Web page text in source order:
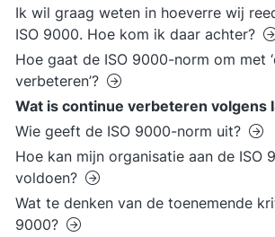
Ik wil graag weten in hoeverre wij
ISO 9000. Hoe kom ik daar achter?
Hoe gaat de ISO 9000-norm om met
verbeteren’?
Wat is continue verbeteren volgens
Wie geeft de ISO 9000-norm uit?
Hoe kan mijn organisatie aan de ISO
voldoen?
Wat te denken van de toenemende
9000?